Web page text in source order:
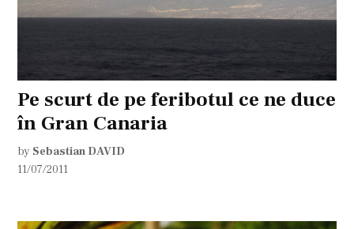
Pe scurt de pe feribotul ce ne duce
în Gran Canaria
by Sebastian DAVID
11/07/2011